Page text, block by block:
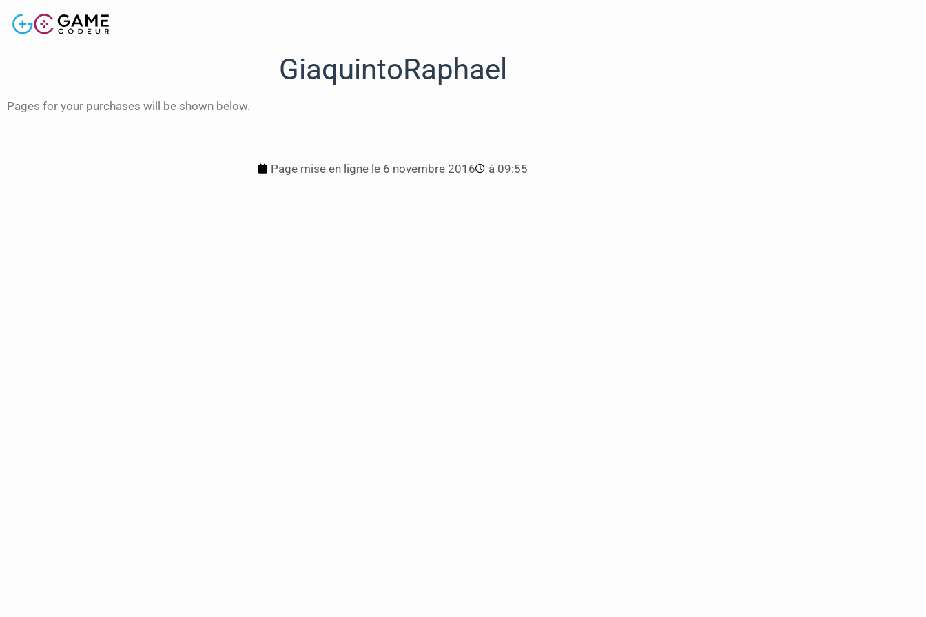
GiaquintoRaphael
Pages for your purchases will be shown below.
Page mise en ligne le 6 novembre 2016 à 09:55